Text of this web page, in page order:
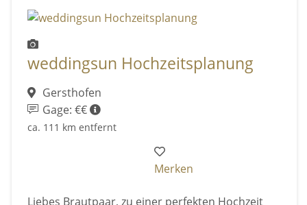
weddingsun Hochzeitsplanung
Gersthofen
Gage: €€
ca. 111 km entfernt
Merken
Liebes Brautpaar, zu einer perfekten Hochzeit